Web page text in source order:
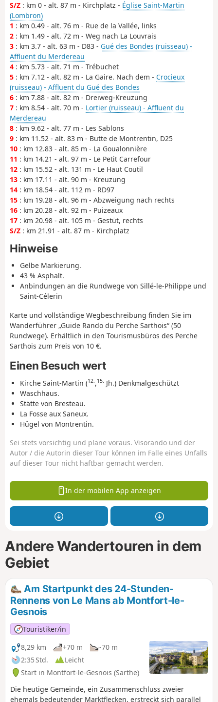
S/Z : km 0 - alt. 87 m - Kirchplatz - Église Saint-Martin
(Lombron)
1 : km 0.49 - alt. 76 m - Rue de la Vallée, links
2 : km 1.49 - alt. 72 m - Weg nach La Louvrais
3 : km 3.7 - alt. 63 m - D83 - Gué des Bondes (ruisseau) -
Affluent du Merdereau
4 : km 5.73 - alt. 71 m - Trébuchet
5 : km 7.12 - alt. 82 m - La Gaire. Nach dem - Crocieux
(ruisseau) - Affluent du Gué des Bondes
6 : km 7.88 - alt. 82 m - Dreiweg-Kreuzung
7 : km 8.54 - alt. 70 m - Lortier (ruisseau) - Affluent du
Merdereau
8 : km 9.62 - alt. 77 m - Les Sablons
9 : km 11.52 - alt. 83 m - Butte de Montrentin, D25
10 : km 12.83 - alt. 85 m - La Goualonnière
11 : km 14.21 - alt. 97 m - Le Petit Carrefour
12 : km 15.52 - alt. 131 m - Le Haut Coutil
13 : km 17.11 - alt. 90 m - Kreuzung
14 : km 18.54 - alt. 112 m - RD97
15 : km 19.28 - alt. 96 m - Abzweigung nach rechts
16 : km 20.28 - alt. 92 m - Puizeaux
17 : km 20.98 - alt. 105 m - Gestüt, rechts
S/Z : km 21.91 - alt. 87 m - Kirchplatz
Hinweise
Gelbe Markierung.
43 % Asphalt.
Anbindungen an die Rundwege von Sillé-le-Philippe und
Saint-Célerin
Karte und vollständige Wegbeschreibung finden Sie im
Wanderführer „Guide Rando du Perche Sarthois“ (50
Rundwege). Erhältlich in den Tourismusbüros des Perche
Sarthois zum Preis von 10 €.
Einen Besuch wert
Kirche Saint-Martin (12.,15. Jh.) Denkmalgeschützt
Waschhaus.
Stätte von Bresteau.
La Fosse aux Saneux.
Hügel von Montrentin.
Sei stets vorsichtig und plane voraus. Visorando und der
Autor / die Autorin dieser Tour können im Falle eines Unfalls
auf dieser Tour nicht haftbar gemacht werden.
In der mobilen App anzeigen
Andere Wandertouren in dem
Gebiet
Am Startpunkt des 24-Stunden-
Rennens von Le Mans ab Montfort-le-
Gesnois
Touristiker/in
8,29 km
+70 m
-70 m
2:35 Std.
Leicht
Start in Montfort-le-Gesnois (Sarthe)
Die heutige Gemeinde, ein Zusammenschluss zweier
ehemals bedeutender Marktflecken, erstreckt sich parallel